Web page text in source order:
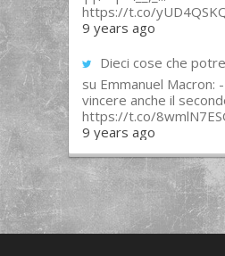
https://t.co/
9 years ago
Dieci cose che
su Emmanuel Macron:
vincere anche il
https://t.co/
9 years ago